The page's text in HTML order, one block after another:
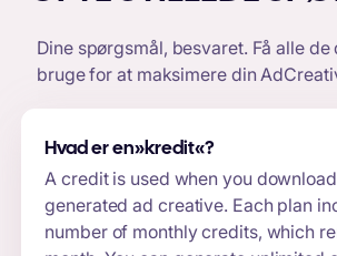
Dine spørgsmål, besvaret. Få alle de
bruge for at maksimere din
Hvad er en»kredit«?
A credit is used when you
generated ad creative. Each plan
number of monthly credits, which